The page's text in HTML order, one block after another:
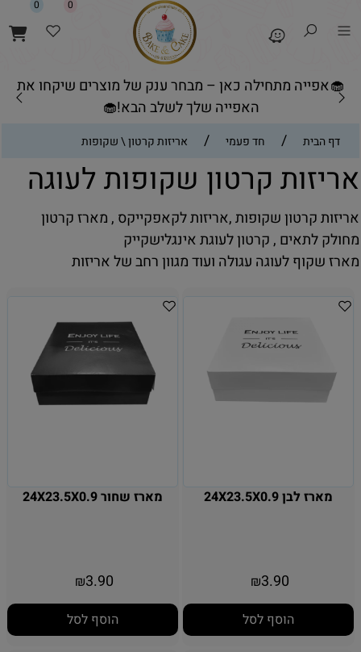
🧁אפייה מתחילה כאן – מבחר ענק של מוצרים שיקחו את
האפייה שלך לשלב הבא!🧁
0 0
דף הבית / חד פעמי / אריזות קרטון \ שקופות
אריזות קרטון שקופות לעוגה
אריזות קרטון שקופות ,אריזות לקאפקייקס , מארז קרטון
מחולק לתאים , קרטון לעוגת אינגלישקייק
מארז שקוף לעוגה עגולה ועוד מגוון רחב של אריזות
מארז לבן 24X23.5X0.9
₪3.90
הוסף לסל
מארז שחור 24X23.5X0.9
₪3.90
הוסף לסל